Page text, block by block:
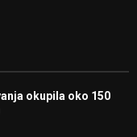
okupila oko 150